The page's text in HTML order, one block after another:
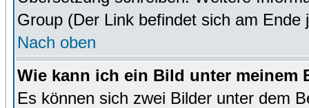
Group (Der Link befindet sich am Ende
Nach oben
Wie kann ich ein Bild unter meinem
Es können sich zwei Bilder unter dem